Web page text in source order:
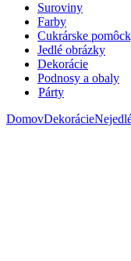
Suroviny
Farby
Cukrárske
Jedlé obrázky
Dekorácie
Podnosy a obaly
Párty
DomovDekorácie